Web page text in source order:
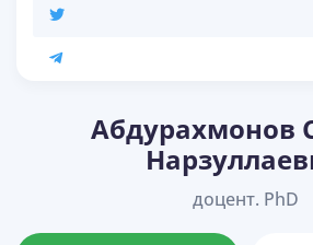
Абдурахмонов
доцент. PhD